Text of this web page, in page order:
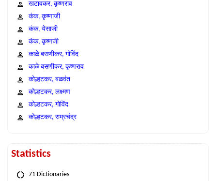
खटावकर, कृष्णराव
कंक, कृष्णाजी
कंक, येसाजी
कंक, कृष्णजी
काळे बसणीकर, गोविंद
काळे बसणीकर, कृष्णराव
कोल्हटकर, बळवंत
कोल्हटकर, लक्ष्मण
कोल्हटकर, गोविंद
कोल्हटकर, राम्रचंद्र
Statistics
71 Dictionaries